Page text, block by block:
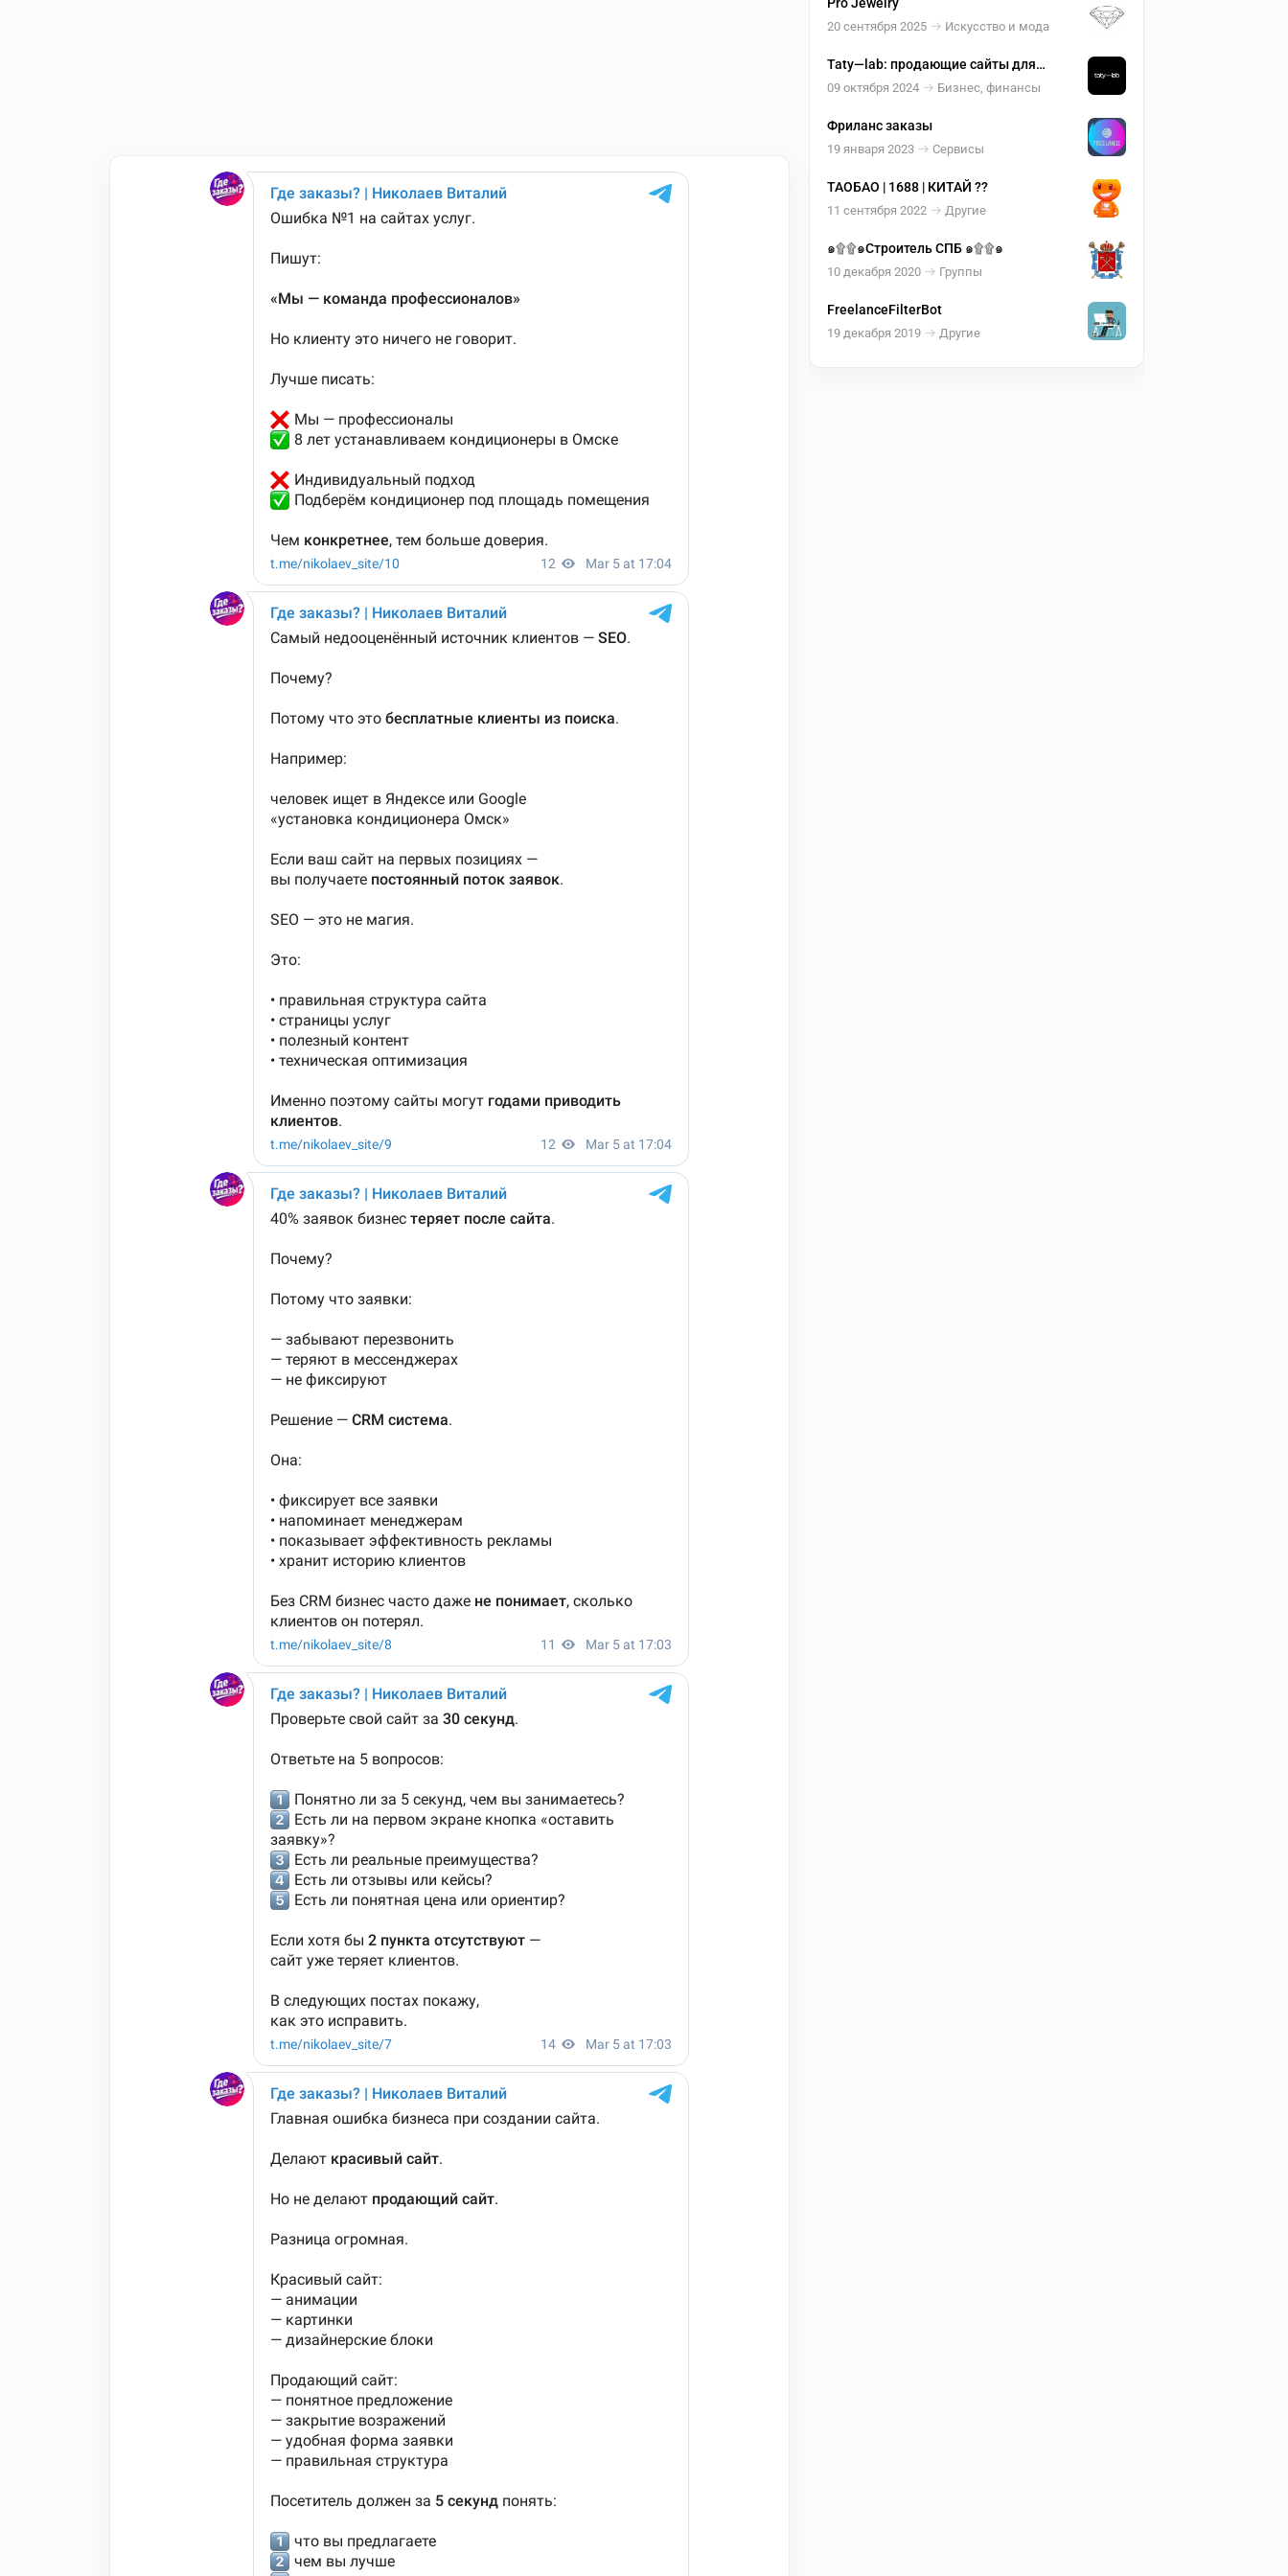
20 сентября 2025 Искусство и мода
Taty—lab: продающие сайты для
бизнеса
09 октября 2024 Бизнес, финансы
Фриланс заказы
19 января 2023 Сервисы
ТАОБАО | 1688 | КИТАЙ ??
11 сентября 2022 Другие
๑۩۩๑Строитель СПБ ๑۩۩๑
10 декабря 2020 Группы
FreelanceFilterBot
19 декабря 2019 Другие